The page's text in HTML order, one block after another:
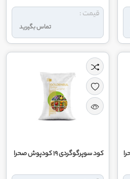
تماس بگیرید
قیمت :
کود سوپرگوگردی 19 کودپوش صحرا